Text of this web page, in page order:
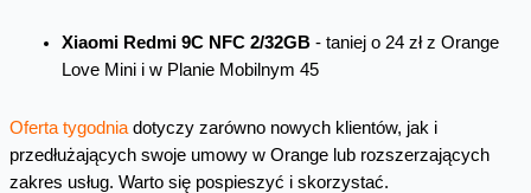
Xiaomi Redmi 9C NFC 2/32GB- taniej o 24 zł z Orange
Love Mini i w Planie Mobilnym 45
Oferta tygodniadotyczy zarówno nowych klientów, jak i
przedłużających swoje umowy w Orange lub rozszerzających
zakres usług. Warto się pospieszyć i skorzystać.